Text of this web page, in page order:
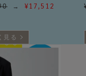
¥17,512
見る